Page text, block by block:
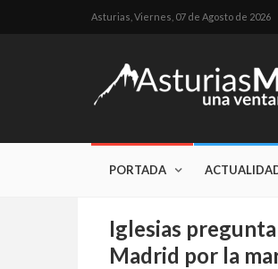
Asturias, Viernes, 07 de Agosto de 2026
PORTADA
Iglesias
Madrid por la